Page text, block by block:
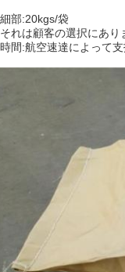
部:20kgs/袋
れは顧客の選択にあり
間:航空速達によって